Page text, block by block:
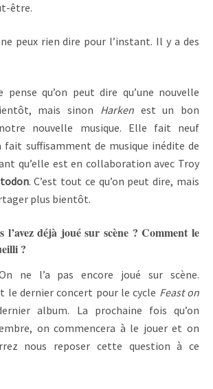
être.
peux rien dire pour l’instant. Il y a des
pense qu’on peut dire qu’une nouvelle
mais sinon Harkenest un bon
nouvelle musique. Elle fait neuf
fait suffisamment de musique inédite de
qu’elle est en collaboration avec Troy
. C’est tout ce qu’on peut dire, mais
plus bientôt.
l’avez déjà joué sur scène ? Comment le
?
ne l’a pas encore joué sur scène.
le dernier concert pour le cycle Feast on
album. La prochaine fois qu’on
on commencera à le jouer et on
nous reposer cette question à ce